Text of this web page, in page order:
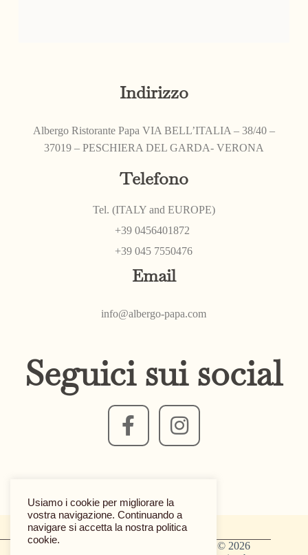
Indirizzo
Albergo Ristorante Papa VIA BELL’ITALIA – 38/40 –
37019 – PESCHIERA DEL GARDA- VERONA
Telefono
Tel. (ITALY and EUROPE)
+39 0456401872
+39 045 7550476
Email
info@albergo-papa.com
Seguici sui social
CIN: IT023059A1TADMQFJC - Copyright © 2026
Usiamo i cookie per migliorare la
vostra navigazione. Continuando a
navigare si accetta la nostra politica
cookie.